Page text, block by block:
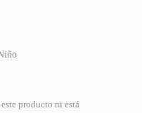
producto ni está